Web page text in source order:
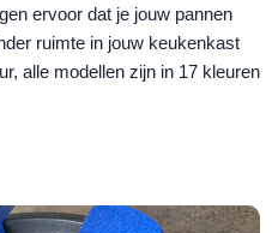
ervoor dat je jouw pannen
ruimte in jouw keukenkast
alle modellen zijn in 17 kleuren